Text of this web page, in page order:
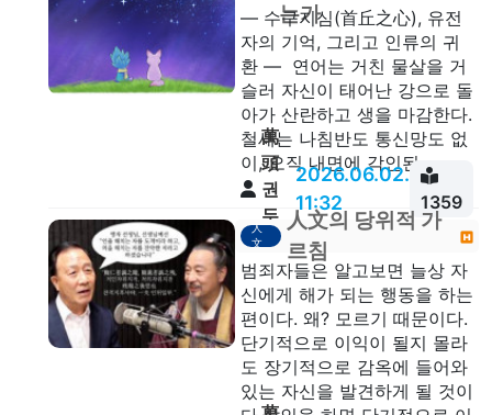
는가
— 수구지심(首丘之心), 유전
자의 기억, 그리고 인류의 귀
환 — 연어는 거친 물살을 거
슬러 자신이 태어난 강으로 돌
아가 산란하고 생을 마감한다.
철새는 나침반도 통신망도 없
이, 오직 내면에 각인된...
萬
頭
권
두
안
2026.06.02.
11:32
1359
人
文
人文의 당위적 가
르침
범죄자들은 알고보면 늘상 자
신에게 해가 되는 행동을 하는
편이다. 왜? 모르기 때문이다.
단기적으로 이익이 될지 몰라
도 장기적으로 감옥에 들어와
있는 자신을 발견하게 될 것이